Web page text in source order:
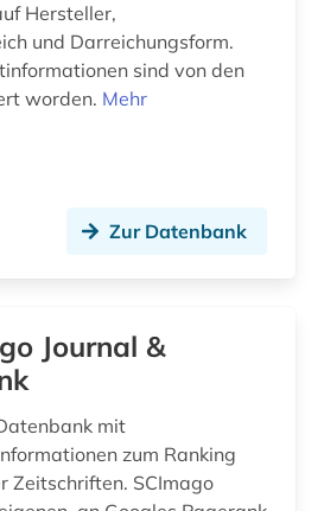
stoffdatenbank (1)
synthetische methoden (1)
technische chemie (1)
Hersteller,
und Darreichungsform.
sind von den
worden. Mehr
Zur Datenbank
Journal &
mit
zum Ranking
SCImago